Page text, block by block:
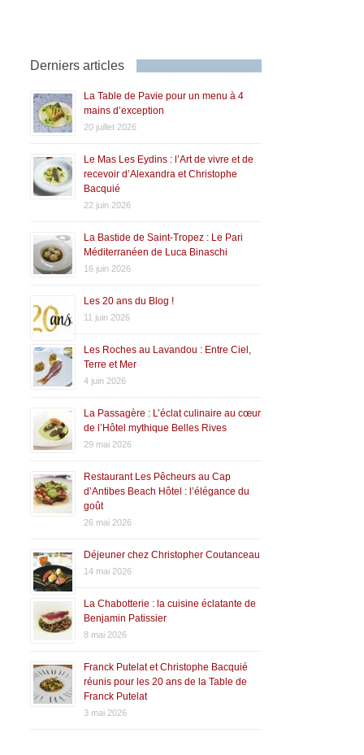
Derniers articles
La Table de Pavie pour un menu à 4
mains d’exception
20 juillet 2026
Le Mas Les Eydins : l’Art de vivre et de
recevoir d’Alexandra et Christophe
Bacquié
22 juin 2026
La Bastide de Saint-Tropez : Le Pari
Méditerranéen de Luca Binaschi
16 juin 2026
Les 20 ans du Blog !
11 juin 2026
Les Roches au Lavandou : Entre Ciel,
Terre et Mer
4 juin 2026
La Passagère : L’éclat culinaire au cœur
de l’Hôtel mythique Belles Rives
29 mai 2026
Restaurant Les Pêcheurs au Cap
d’Antibes Beach Hôtel : l’élégance du
goût
26 mai 2026
Déjeuner chez Christopher Coutanceau
14 mai 2026
La Chabotterie : la cuisine éclatante de
Benjamin Patissier
8 mai 2026
Franck Putelat et Christophe Bacquié
réunis pour les 20 ans de la Table de
Franck Putelat
3 mai 2026